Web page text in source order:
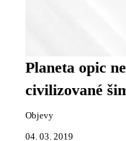
Planeta opic
civilizované
Objevy
04. 03. 2019